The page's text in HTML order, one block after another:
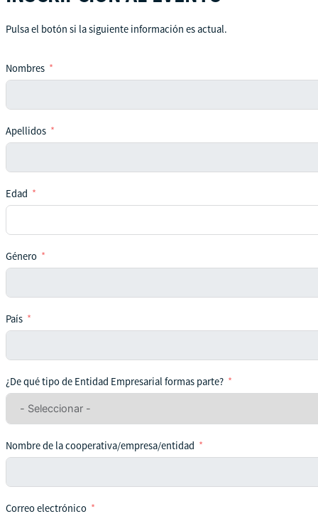
Pulsa el botón si la siguiente información es actual.
Nombres
Apellidos
Edad
Género
País
¿De qué tipo de Entidad Empresarial formas parte?
Nombre de la cooperativa/empresa/entidad
Correo electrónico